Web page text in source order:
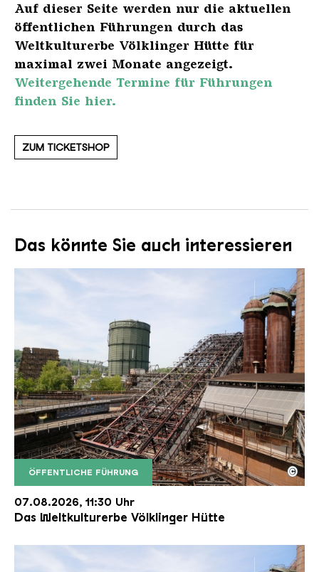
Auf dieser Seite werden nur die aktuellen
öffentlichen Führungen durch das
Weltkulturerbe Völklinger Hütte für
maximal zwei Monate angezeigt.
Weitergehende Termine für Führungen
finden Sie hier.
ZUM TICKETSHOP
Das könnte Sie auch interessieren
ÖFFENTLICHE FÜHRUNG
Der Erzschrägaufzug der Völklinger Hütte mit
Copyright: Weltkulturerbe Völklinger Hütte | Karl
©
07.08.2026, 11:30 Uhr
Das Weltkulturerbe Völklinger Hütte